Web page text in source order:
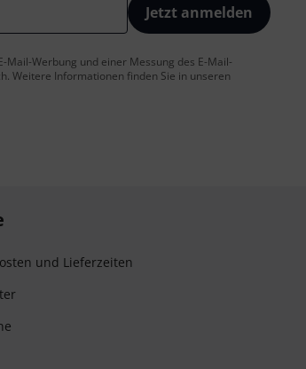
Jetzt anmelden
Mail-Werbung und einer Messung des E-Mail-
Weitere Informationen finden Sie in unseren
und Lieferzeiten